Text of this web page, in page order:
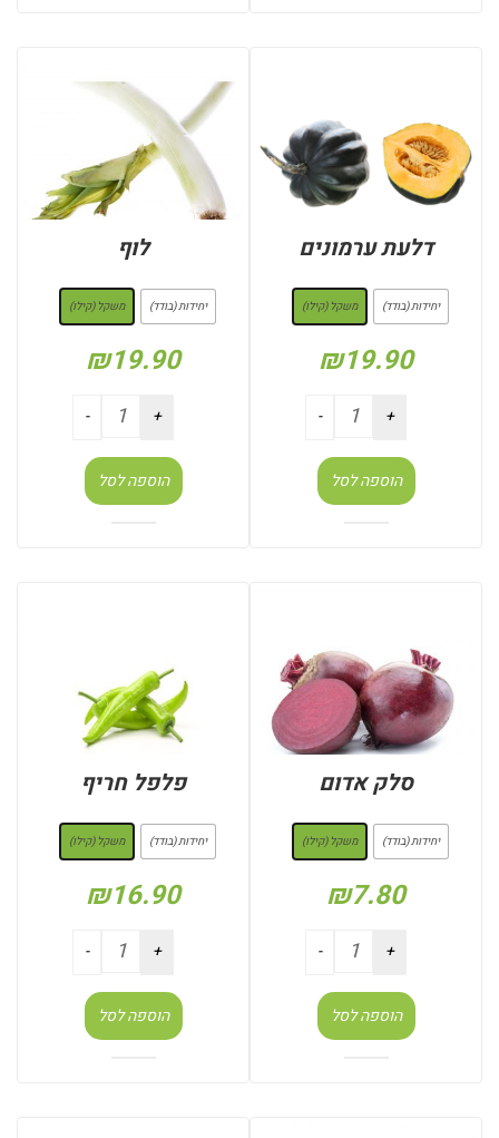
דלעת ערמונים
יחידות (בודד) משקל (קילו)
₪19.90
הוספה לסל
לוף
יחידות (בודד) משקל (קילו)
₪19.90
הוספה לסל
סלק אדום
יחידות (בודד) משקל (קילו)
₪7.80
הוספה לסל
פלפל חריף
יחידות (בודד) משקל (קילו)
₪16.90
הוספה לסל